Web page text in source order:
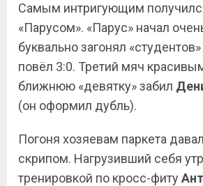
Самым интригующим
«Парусом». «Парус» начал
буквально загонял
повёл 3:0. Третий мяч
ближнюю «девятку» забил
(он оформил дубль).
Погоня хозяевам паркета
скрипом. Нагрузивший себя
тренировкой по кросс-фиту